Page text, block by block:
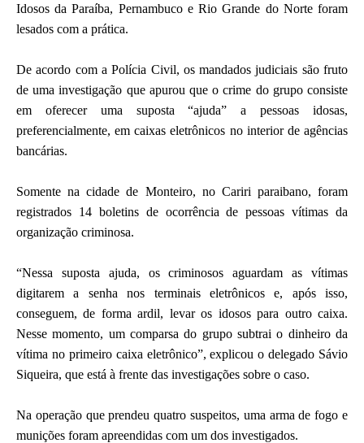
Idosos da Paraíba, Pernambuco e Rio Grande do Norte foram
lesados com a prática.
De acordo com a Polícia Civil, os mandados judiciais são fruto
de uma investigação que apurou que o crime do grupo consiste
em oferecer uma suposta “ajuda” a pessoas idosas,
preferencialmente, em caixas eletrônicos no interior de agências
bancárias.
Somente na cidade de Monteiro, no Cariri paraibano, foram
registrados 14 boletins de ocorrência de pessoas vítimas da
organização criminosa.
“Nessa suposta ajuda, os criminosos aguardam as vítimas
digitarem a senha nos terminais eletrônicos e, após isso,
conseguem, de forma ardil, levar os idosos para outro caixa.
Nesse momento, um comparsa do grupo subtrai o dinheiro da
vítima no primeiro caixa eletrônico”, explicou o delegado Sávio
Siqueira, que está à frente das investigações sobre o caso.
Na operação que prendeu quatro suspeitos, uma arma de fogo e
munições foram apreendidas com um dos investigados.